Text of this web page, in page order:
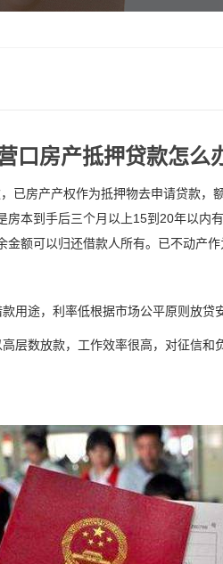
口房产抵押贷款怎么
房产产权作为抵押物去申请贷款，
本到手后三个月以上15到20年以内
额可以归还借款人所有。已不动产作
用途，利率低根据市场公平原则放贷
层数放款，工作效率很高，对征信